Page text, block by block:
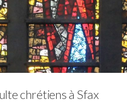
coloniale, Tunisie Ottomane
chrétiens à Sfax